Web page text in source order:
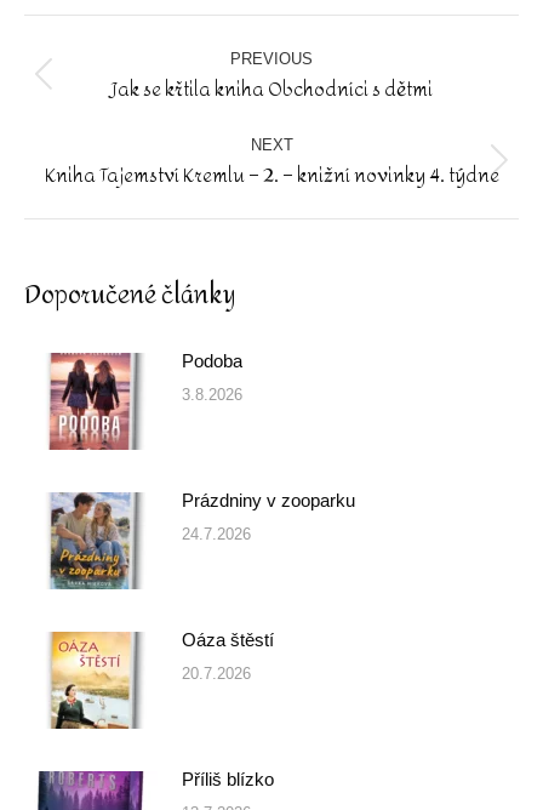
Post
navigation PREVIOUS
Previous
Jak se křtila kniha Obchodníci s dětmi
NEXT
Next
Kniha Tajemství Kremlu – 2. – knižní novinky 4. týdne
Doporučené články
Podoba
3.8.2026
Prázdniny v zooparku
24.7.2026
Oáza štěstí
20.7.2026
Příliš blízko